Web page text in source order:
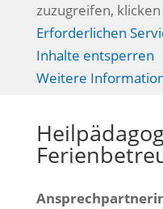
zuzugreifen,
Erforderlichen
Inhalte entsperren
Weitere